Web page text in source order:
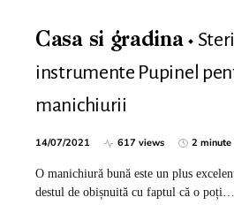
Casa si gradina
instrumente Pupinel
manichiurii
14/07/2021 617 views 2 minute
O manichiură bună este un plus
destul de obișnuită cu faptul că o poți…